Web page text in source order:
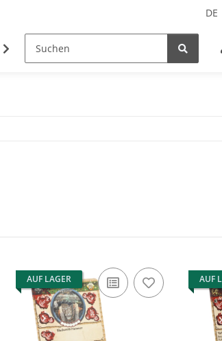
DE
Rollenspiele Tabletop Zubehör
AUF LAGER AUF